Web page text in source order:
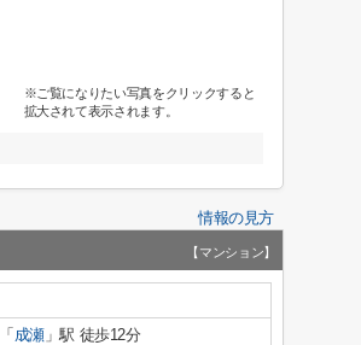
※ご覧になりたい写真をクリックすると
拡大されて表示されます。
情報の見方
【マンション】
「 成瀬」駅 徒歩12分